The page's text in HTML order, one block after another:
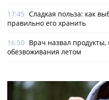
17:45 Сладкая польза: как
правильно его хранить
16:50 Врач назвал
обезвоживания летом